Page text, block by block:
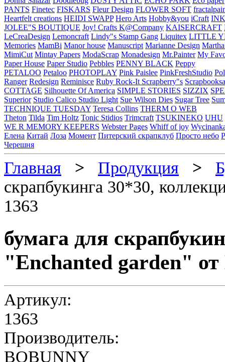
PANTS Finetec FISKARS Fleur Design FLOWER SOFT
Heartfelt creations HEIDI SWAPP Hero Arts Hobby&you iCraft
JOLEE"S BOUTIQUE Joy! Crafts K@Company KAISERCRAFT
LeCreaDesign Lemoncraft Lindy"s Stamp Gang Liquitex LITTLE
Memories MamBi Manor house Manuscript Marianne Design
MimiCut Mintay Papers ModaScrap Monadesign Mr.Painter My
Paper House Paper Studio Pebbles PENNY BLACK Peppy
PETALOO Petaloo PHOTOPLAY Pink Paislee PinkFreshStudio
Ranger Redesign Reminisce Ruby Rock-It Scrapberry"s
COTTAGE Silhouette Of America SIMPLE STORIES SIZZIX
Superior Studio Calico Studio Light Sue Wilson Dies Sugar Tree
TECHNIQUE TUESDAY Teresa Collins THERM O WEB
Theton Tilda Tim Holtz Tonic Stidios Trimcraft TSUKINEKO UHU
WE R MEMORY KEEPERS Webster Pages Whiff of joy
Елена Китай Лоза Момент Питерский скрапклуб Просто небо
Черешня
Главная > Продукция >
скрапбукинга 30*30,
1363
бумага для
"Enchanted garden"
Артикул:
1363
Производитель:
BOBUNNY